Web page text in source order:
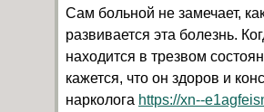
Сам больной не замечает,
развивается эта болезнь.
находится в трезвом
кажется, что он здоров и
нарколога https://xn--